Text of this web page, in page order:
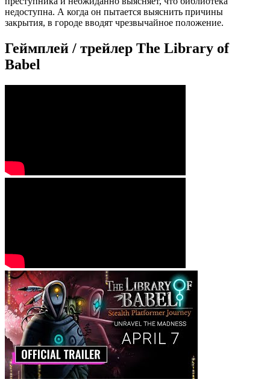
недоступна. А когда он пытается выяснить причины
закрытия, в городе вводят чрезвычайное положение.
Геймплей / трейлер The Library of
Babel